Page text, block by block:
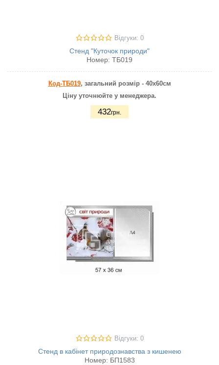
Відгуки: 0
Стенд "Куточок природи"
Номер: ТБ019
Код-ТБ019, загальний розмір - 40х60см
Ціну уточнюйте у менеджера.
432грн.
Відгуки: 0
Стенд в кабінет природознавства з кишенею
Номер: БП1583